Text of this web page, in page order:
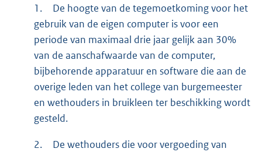
1.
De hoogte van de tegemoetkoming voor het
gebruik van de eigen computer is voor een
periode van maximaal drie jaar gelijk aan 30%
van de aanschafwaarde van de computer,
bijbehorende apparatuur en software die aan de
overige leden van het college van burgemeester
en wethouders in bruikleen ter beschikking wordt
gesteld.
2.
De wethouders die voor vergoeding van